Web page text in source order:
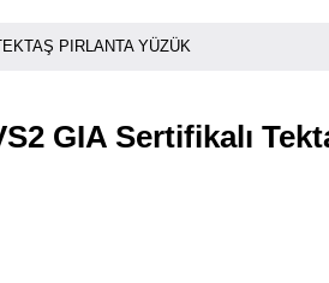
PIRLANTA YÜZÜK
GIA Sertifikalı